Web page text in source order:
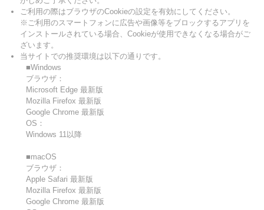
ご利用の際はブラウザのCookieの設定を有効にしてください。
※ご利用のスマートフォンに広告や画像等をブロックするアプリを
インストールされている場合、Cookieが使用できなくなる場合がご
ざいます。
当サイトでの推奨環境は以下の通りです。
■Windows
ブラウザ：
Microsoft Edge 最新版
Mozilla Firefox 最新版
Google Chrome 最新版
OS：
Windows 11以降
■macOS
ブラウザ：
Apple Safari 最新版
Mozilla Firefox 最新版
Google Chrome 最新版